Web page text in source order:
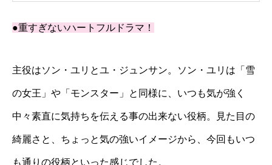
●重すぎないハートフルドラマ！
主役はソン・ユリとユ・ジュンサン。ソン・ユリは「雪
の女王」や「モンスター」と同様に、いつも気が強く
中々素直に気持ちを伝える事の出来ない役柄。見た目の
綺麗さと、ちょっと気の強いイメージから、今回もいつ
も通りの役柄といった感じでした。